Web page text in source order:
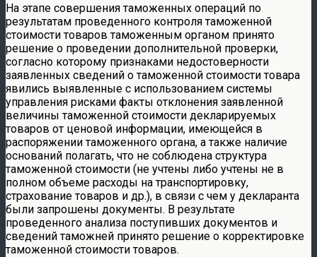
На этапе совершения таможенных операций по
результатам проведенного контроля таможенной
стоимости товаров таможенным органом принято
решение о проведении дополнительной проверки,
согласно которому признаками недостоверности
заявленных сведений о таможенной стоимости товара
явились выявленные с использованием системы
управления рисками факты отклонения заявленной
величины таможенной стоимости декларируемых
товаров от ценовой информации, имеющейся в
распоряжении таможенного органа, а также наличие
оснований полагать, что не соблюдена структура
таможенной стоимости (не учтены либо учтены не в
полном объеме расходы на транспортировку,
страхование товаров и др.), в связи с чем у декларанта
были запрошены документы. В результате
проведенного анализа поступивших документов и
сведений таможней принято решение о корректировке
таможенной стоимости товаров.